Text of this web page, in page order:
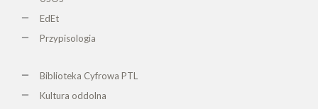
EdEt
Przypisologia
Biblioteka Cyfrowa PTL
Kultura oddolna